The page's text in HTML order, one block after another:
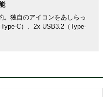
。独自のアイコンをあしらっ
C）、2x USB3.2（Type-